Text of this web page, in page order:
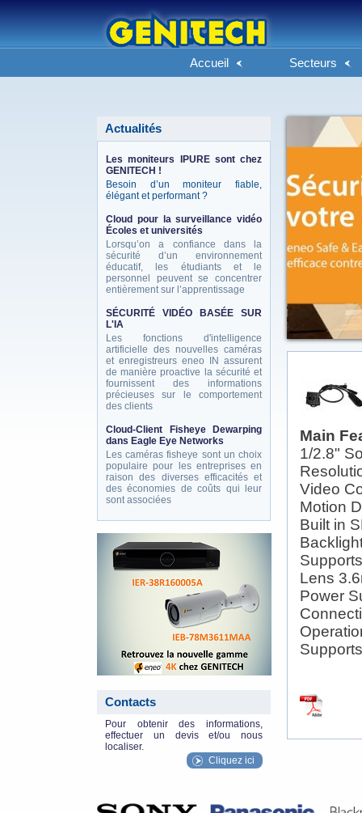
Accueil Secteurs
Actualités
Les moniteurs IPURE sont chez
GENITECH !
Besoin d’un moniteur fiable,
élégant et performant ?
Cloud pour la surveillance vidéo
Écoles et universités
Lorsqu’on a confiance dans la
sécurité d’un environnement
éducatif, les étudiants et le
personnel peuvent se concentrer
entièrement sur l’apprentissage
SÉCURITÉ VIDÉO BASÉE SUR
L'IA
Les fonctions d'intelligence
artificielle des nouvelles caméras
et enregistreurs eneo IN assurent
de manière proactive la sécurité et
fournissent des informations
précieuses sur le comportement
des clients
Cloud-Client Fisheye Dewarping
dans Eagle Eye Networks
Les caméras fisheye sont un choix
populaire pour les entreprises en
raison des diverses efficacités et
des économies de coûts qui leur
sont associées
Contacts
Pour obtenir des informations,
effectuer un devis et/ou nous
localiser.
Cliquez ici
Main
1/2.8"
Video
Motion
Built in
Lens
Power